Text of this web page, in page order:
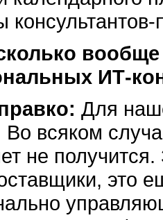
ИТ-
Для
Во всяком
не
это